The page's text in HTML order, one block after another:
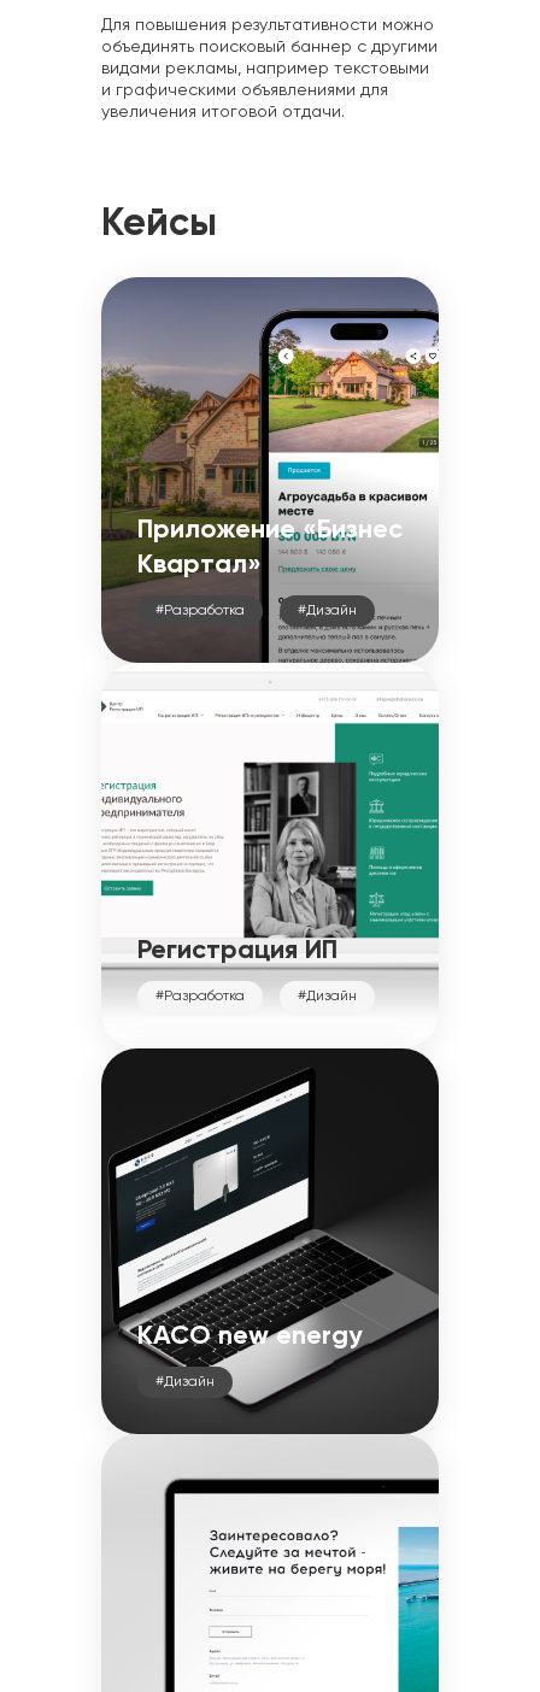
Для повышения результативности можно
объединять поисковый баннер с другими
видами рекламы, например текстовыми
и графическими объявлениями для
увеличения итоговой отдачи.
Кейсы
Приложение «Бизнес
Квартал»
#Разработка #Дизайн
Регистрация ИП
#Разработка #Дизайн
KACO new energy
#Дизайн